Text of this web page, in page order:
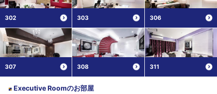
302 303 306
307 308 311
Executive Roomのお部屋